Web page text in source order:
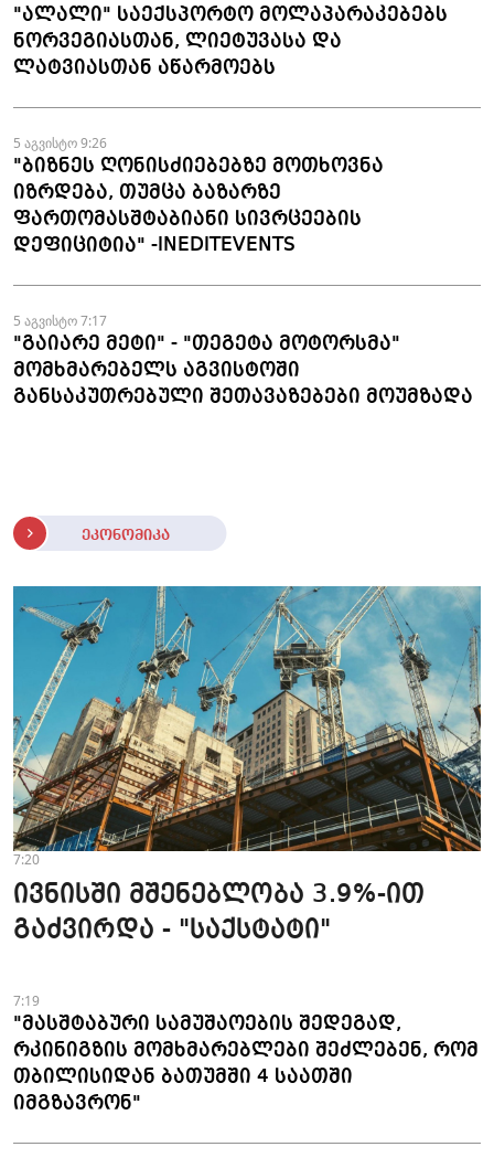
"ალალი" საექსპორტო მოლაპარაკებებს
ნორვეგიასთან, ლიეტუვასა და
ლატვიასთან აწარმოებს
5 აგვისტო 9:26
"ბიზნეს ღონისძიებებზე მოთხოვნა
იზრდება, თუმცა ბაზარზე
ფართომასშტაბიანი სივრცეების
დეფიციტია" -INEDITEVENTS
5 აგვისტო 7:17
"გაიარე მეტი" - "თეგეტა მოტორსმა"
მომხმარებელს აგვისტოში
განსაკუთრებული შეთავაზებები მოუმზადა
ეკონომიკა
7:20
ივნისში მშენებლობა 3.9%-ით
გაძვირდა - "საქსტატი"
7:19
"მასშტაბური სამუშაოების შედეგად,
რკინიგზის მომხმარებლები შეძლებენ, რომ
თბილისიდან ბათუმში 4 საათში
იმგზავრონ"